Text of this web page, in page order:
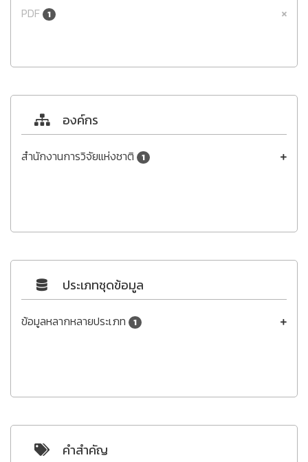
PDF 1
องค์กร
สำนักงานการวิจัยแห่งชาติ 1
ประเภทชุดข้อมูล
ข้อมูลหลากหลายประเภท 1
คำสำคัญ